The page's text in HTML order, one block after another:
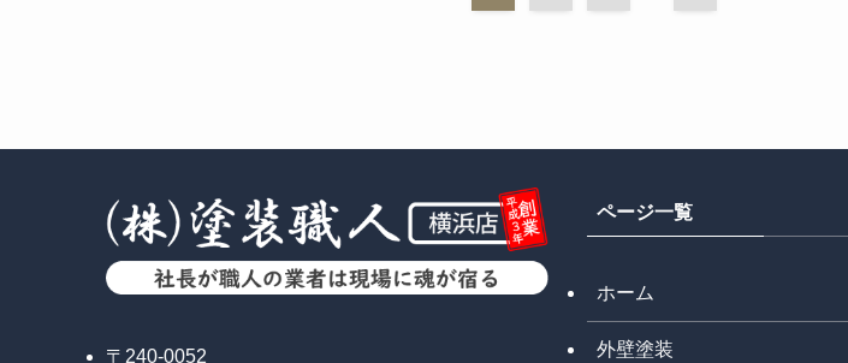
〒240-0052
ページ一覧
ホーム
外壁塗装